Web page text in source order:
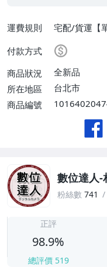
運費規則
宅配/貨運【
【單件運費
運費】
付款方式
商品狀況
全新品
所在地區
台北市
商品編號
數位達人-
粉絲數 741
正評
98.9%
總評價 519